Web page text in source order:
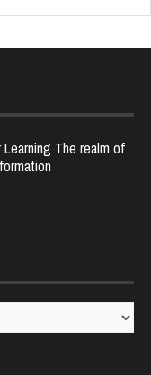
Learning The realm of